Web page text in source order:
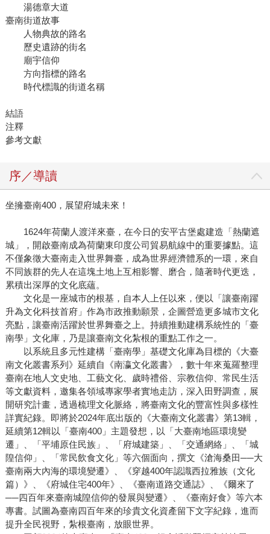
湯德章大道
臺南街道故事
人物典故的路名
歷史遺跡的街名
廟宇信仰
方向指標的路名
時代標識的街道名稱
結語
注釋
參考文獻
序／導讀
坐擁臺南400，展望府城未來！
1624年荷蘭人渡洋來臺，在今日的安平古堡處建造「熱蘭遮
城」，開啟臺南成為荷蘭東印度公司貿易航線中的重要據點。這
不僅象徵大臺南走入世界舞臺，成為世界經濟體系的一環，來自
不同族群的先人在這塊土地上互相影響、磨合，隨著時代更迭，
累積出深厚的文化底蘊。
文化是一座城市的根基，自本人上任以來，便以「讓臺南躍
升為文化科技首府」作為市政推動願景，企圖營造更多城市文化
亮點，讓臺南活躍於世界舞臺之上。持續推動建構系統性的「臺
南學」文化庫，乃是讓臺南文化紮根的重點工作之一。
以系統且多元性建構「臺南學」基礎文化庫為目標的《大臺
南文化叢書系列》延續自《南瀛文化叢書》，數十年來蒐羅整理
臺南在地人文史地、工藝文化、歲時禮俗、宗教信仰、常民生活
等文獻資料，邀集各領域專家學者實地走訪，深入田野調查，展
開研究計畫，透過梳理文化脈絡，將臺南文化的豐富性與多樣性
詳實紀錄。即將於2024年底出版的《大臺南文化叢書》第13輯，
延續第12輯以「臺南400」主題發想，以「大臺南地區環境變
遷」、「平埔原住民族」、「府城建築」、「交通網絡」、「城
隍信仰」、「常民飲食文化」等六個面向，撰文《滄海桑田──大
臺南兩大內海的環境變遷》、《穿越400年認識西拉雅族（文化
篇）》、《府城住宅400年》、《臺南道路交通誌》、《爾來了
──四百年來臺南城隍信仰的發展與變遷》、《臺南好食》等六本
專書。試圖為臺南四百年來的珍貴文化資產留下文字紀錄，進而
提升全民視野，紮根臺南，放眼世界。